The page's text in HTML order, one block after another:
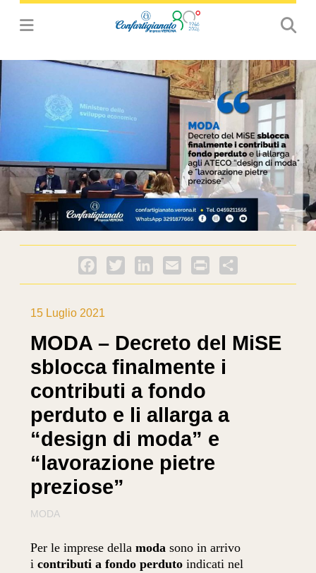
Facebook
Twitter LinkedInEmail PrintFriendly
15 Luglio 2021
MODA – Decreto del MiSE
sblocca finalmente i
contributi a fondo
perduto e li allarga a
“design di moda” e
“lavorazione pietre
preziose”
MODA
Per le imprese dellamoda sono in arrivo
icontributi a fondo perduto indicati nel